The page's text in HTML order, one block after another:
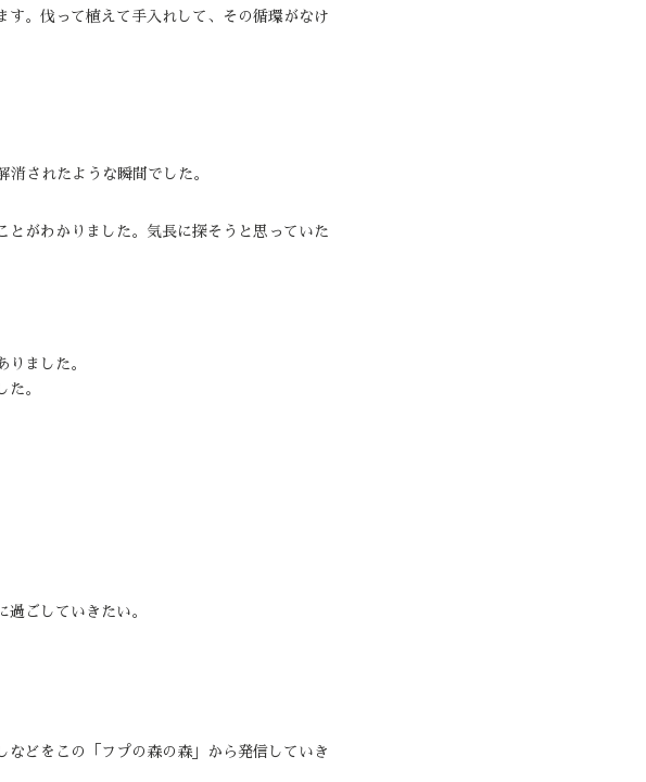
す。伐って植えて手入れして、その循環がなけ
されたような瞬間でした。
がわかりました。気長に探そうと思っていた
ました。
。
ごしていきたい。
どをこの「フプの森の森」から発信していき